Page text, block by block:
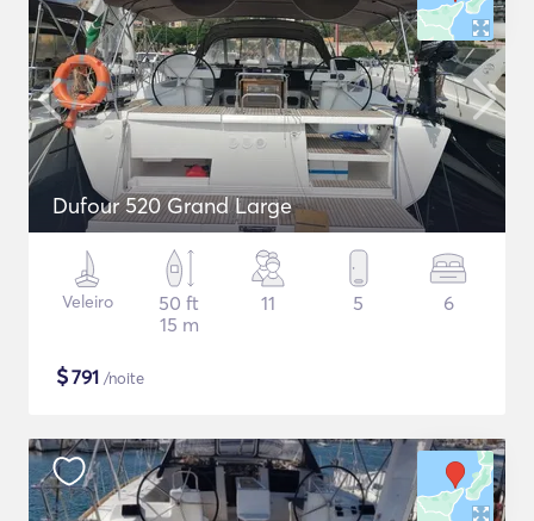
Dufour 520 Grand Large
Veleiro
50 ft
15 m
11 5 6
$791 /noite